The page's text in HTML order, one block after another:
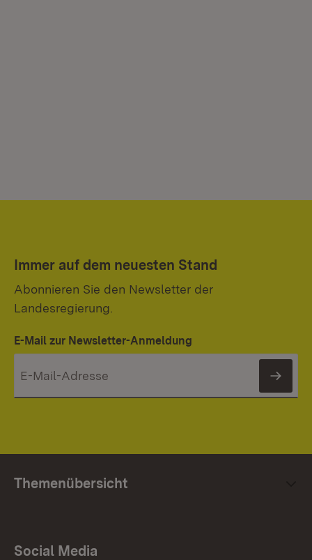
Immer auf dem neuesten Stand
Abonnieren Sie den Newsletter der
Landesregierung.
E-Mail zur Newsletter-Anmeldung
Themenübersicht
Social Media